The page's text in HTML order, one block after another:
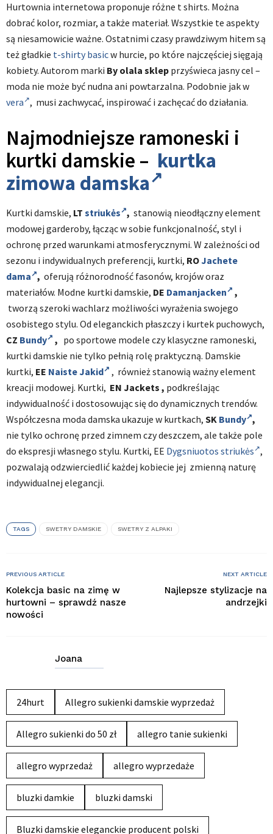
Hurtownia internetowa proponuje różne t shirts. Można
dobrać kolor, rozmiar, a także materiał. Wszystkie te aspekty
są niesamowicie ważne. Ostatnimi czasy prawdziwym hitem są
też gładkie t-shirty basicw hurcie, po które najczęściej sięgają
kobiety. Autorom marki By olala sklep przyświeca jasny cel –
moda nie może być nudna ani powtarzalna. Podobnie jak w
vera , musi zachwycać, inspirować i zachęcać do działania.
Najmodniejsze ramoneski i
kurtki damskie – kurtka
zimowa damska
Kurtki damskie, LT striukės , stanowią nieodłączny element
modowej garderoby, łącząc w sobie funkcjonalność, styl i
ochronę przed warunkami atmosferycznymi. W zależności od
sezonu i indywidualnych preferencji, kurtki, ROJachete
dama , oferują różnorodność fasonów, krojów oraz
materiałów. Modne kurtki damskie, DE Damanjacken
,
tworzą szeroki wachlarz możliwości wyrażenia swojego
osobistego stylu. Od eleganckich płaszczy i kurtek puchowych,
CZ Bundy , po sportowe modele czy klasyczne ramoneski,
kurtki damskie nie tylko pełnią rolę praktyczną. Damskie
kurtki, EE Naiste Jakid
, również stanowią ważny element
kreacji modowej. Kurtki, EN Jackets , podkreślając
indywidualność i dostosowując się do dynamicznych trendów.
Współczesna moda damska ukazuje w kurtkach, SK Bundy ,
nie tylko ochronę przed zimnem czy deszczem, ale także pole
do ekspresji własnego stylu. Kurtki, EE Dygsniuotos striukės ,
pozwalają odzwierciedlić każdej kobiecie jej zmienną naturę
indywidualnej elegancji.
TAGS SWETRY DAMSKIE SWETRY Z ALPAKI
PREVIOUS ARTICLE
Kolekcja basic na zimę w
hurtowni – sprawdź nasze
nowości
NEXT ARTICLE
Najlepsze stylizacje na
andrzejki
Joana
24hurt Allegro sukienki damskie wyprzedaż
Allegro sukienki do 50 zł allegro tanie sukienki
allegro wyprzedaż allegro wyprzedaże
bluzki damkie bluzki damski
Bluzki damskie eleganckie producent polski